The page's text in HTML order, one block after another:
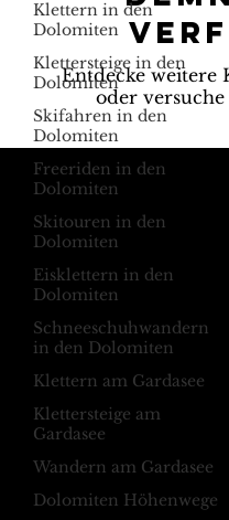
Klettern in den
Dolomiten
Klettersteige in den
Dolomiten
Skifahren in den
Dolomiten
Freeriden in den
Dolomiten
Skitouren in den
Dolomiten
Eisklettern in den
Dolomiten
Schneeschuhwandern
in den Dolomiten
Klettern am Gardasee
Klettersteige am
Gardasee
Wandern am Gardasee
Dolomiten Höhenwege
Entdecke weitere
oder versuche
+39 347 626 11 06
Ruf die Berge an
Wolkenstein, Dolomiten,
Wir warten auf